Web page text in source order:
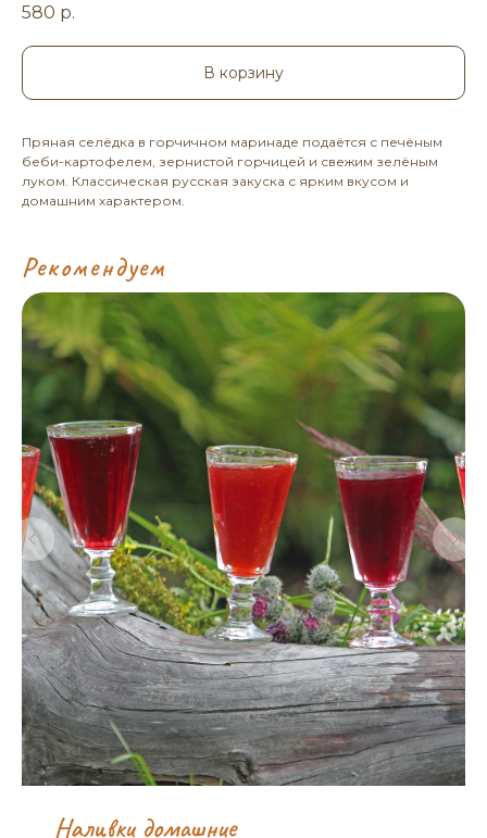
580 р.
В корзину
Пряная селёдка в горчичном маринаде подаётся с печёным
беби-картофелем, зернистой горчицей и свежим зелёным
луком. Классическая русская закуска с ярким вкусом и
домашним характером.
Рекомендуем
Наливки домашние